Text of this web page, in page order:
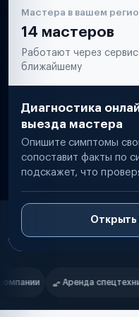
Мастера в вашем
14 мастеров
Работают через
ближайшему
Диагностика
выезда мастера
Опишите симптомы
сопоставит факты по
подскажет, что
Открыть
Нам доверяют
Ремонт спецтехники
Маркетплейсы